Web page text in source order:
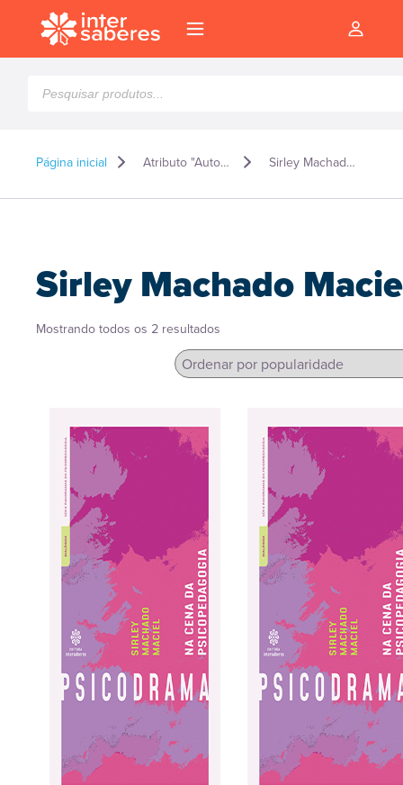
produtos
Página inicial Atributo "Autor" de produto Sirley Machado Maciel
Sirley Machado
Mostrando todos os 2 resultados
popularidade